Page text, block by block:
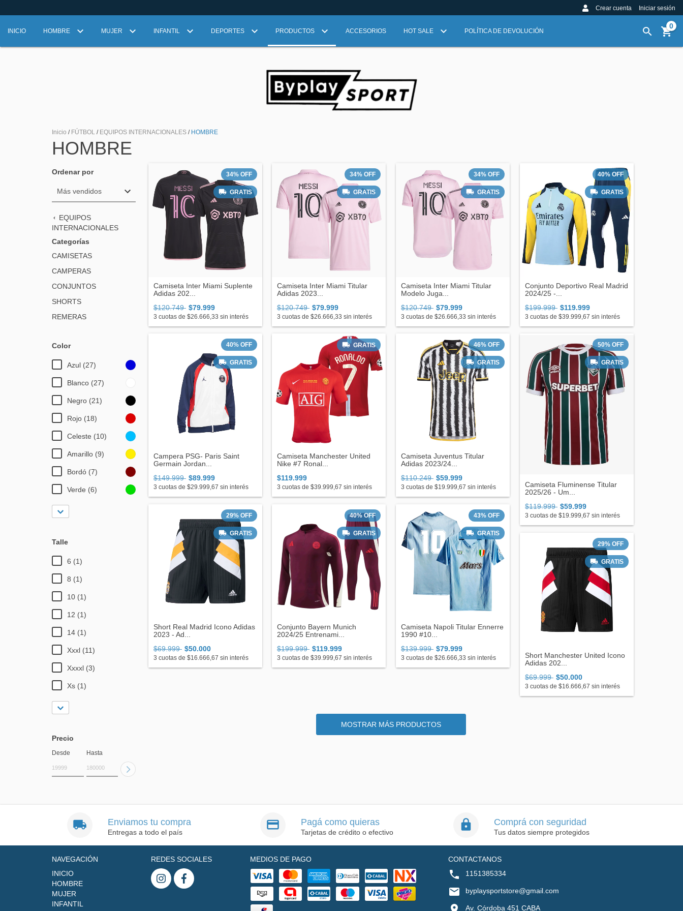
Crear cuenta Iniciar sesión
INICIO HOMBRE MUJER INFANTIL DEPORTES PRODUCTOS ACCESORIOS HOT SALE POLÍTICA DE DEVOLUCIÓN
0
Inicio / FÚTBOL / EQUIPOS INTERNACIONALES / HOMBRE
HOMBRE
Ordenar por
EQUIPOS
INTERNACIONALES
Categorías
CAMISETAS
CAMPERAS
CONJUNTOS
SHORTS
REMERAS
Color
Azul (27)
Blanco (27)
Negro (21)
Rojo (18)
Celeste (10)
Amarillo (9)
Bordó (7)
Verde (6)
Talle
6 (1)
8 (1)
10 (1)
12 (1)
14 (1)
Xxxl (11)
Xxxxl (3)
Xs (1)
Precio
Desde Hasta
34% OFF
GRATIS
Camiseta Inter Miami Suplente
Adidas 202...
$120.749 $79.999
3 cuotas de $26.666,33 sin interés
34% OFF
GRATIS
Camiseta Inter Miami Titular
Adidas 2023...
$120.749 $79.999
3 cuotas de $26.666,33 sin interés
34% OFF
GRATIS
Camiseta Inter Miami Titular
Modelo Juga...
$120.749 $79.999
3 cuotas de $26.666,33 sin interés
40% OFF
GRATIS
Conjunto Deportivo Real Madrid
2024/25 -...
$199.999 $119.999
3 cuotas de $39.999,67 sin interés
40% OFF
GRATIS
Campera PSG- Paris Saint
Germain Jordan...
$149.999 $89.999
3 cuotas de $29.999,67 sin interés
GRATIS
Camiseta Manchester United
Nike #7 Ronal...
$119.999
3 cuotas de $39.999,67 sin interés
46% OFF
GRATIS
Camiseta Juventus Titular
Adidas 2023/24...
$110.249 $59.999
3 cuotas de $19.999,67 sin interés
50% OFF
GRATIS
Camiseta Fluminense Titular
2025/26 - Um...
$119.999 $59.999
3 cuotas de $19.999,67 sin interés
29% OFF
GRATIS
Short Real Madrid Icono Adidas
2023 - Ad...
$69.999 $50.000
3 cuotas de $16.666,67 sin interés
40% OFF
GRATIS
Conjunto Bayern Munich
2024/25 Entrenami...
$199.999 $119.999
3 cuotas de $39.999,67 sin interés
43% OFF
GRATIS
Camiseta Napoli Titular Ennerre
1990 #10...
$139.999 $79.999
3 cuotas de $26.666,33 sin interés
29% OFF
GRATIS
Short Manchester United Icono
Adidas 202...
$69.999 $50.000
3 cuotas de $16.666,67 sin interés
MOSTRAR MÁS PRODUCTOS
Enviamos tu compra
Entregas a todo el país
Pagá como quieras
Tarjetas de crédito o efectivo
Comprá con seguridad
Tus datos siempre protegidos
NAVEGACIÓN
INICIO
HOMBRE
MUJER
INFANTIL
REDES SOCIALES MEDIOS DE PAGO
CONTACTANOS
1151385334
byplaysportstore@gmail.com
Av. Córdoba 451 CABA